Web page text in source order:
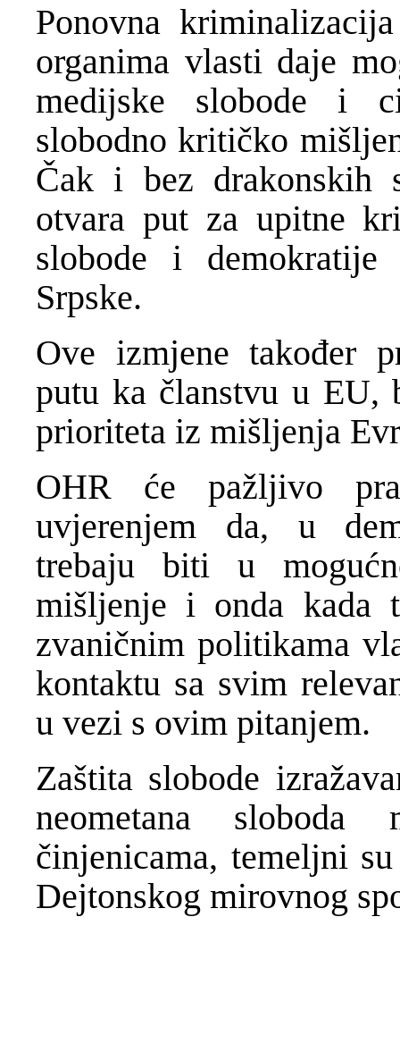
Ponovna
organima vlasti daje
medijske slobode i
slobodno kritičko
Čak i bez drakonskih
otvara put za upitne
slobode i demokratije
Srpske.
Ove izmjene također
putu ka članstvu u EU,
prioriteta iz mišljenja
OHR će pažljivo
uvjerenjem da, u
trebaju biti u
mišljenje i onda kada
zvaničnim politikama
kontaktu sa svim
u vezi s ovim pitanjem.
Zaštita slobode
neometana
činjenicama, temeljni
Dejtonskog mirovnog